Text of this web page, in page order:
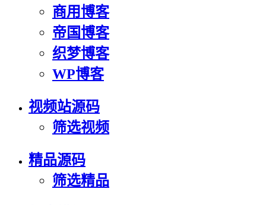
商用博客
帝国博客
织梦博客
WP博客
视频站源码
筛选视频
精品源码
筛选精品